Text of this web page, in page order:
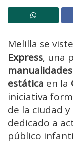
Melilla se
Express, una
manualidades
estática en la
iniciativa
de la ciudad
dedicado a
público